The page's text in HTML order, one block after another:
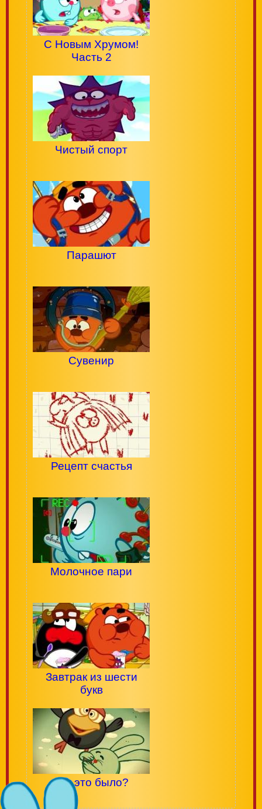
С Новым Хрумом!
Часть 2
Чистый спорт
Парашют
Сувенир
Рецепт счастья
Молочное пари
Завтрак из шести
букв
Как это было?